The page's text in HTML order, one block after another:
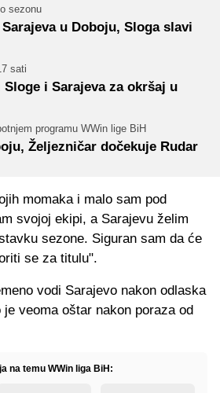
sezonu
u Doboju, Sloga slavi
sati
i Sarajeva za okršaj u
programu WWin lige BiH
Željezničar dočekuje Rudar
momaka i malo sam pod
svojoj ekipi, a Sarajevu želim
sezone. Siguran sam da će
se za titulu".
vodi Sarajevo nakon odlaska
veoma oštar nakon poraza od
na temu WWin liga BiH: